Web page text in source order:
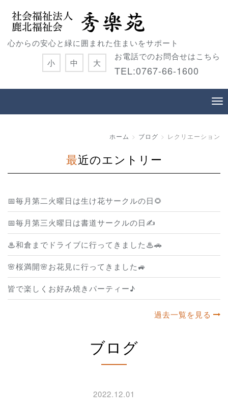
心からの安心と緑に囲まれた住まいをサポート
お電話でのお問合せはこちら
TEL:0767-66-1600
小 中 大
ホーム ブログ レクリエーション
最近のエントリー
📅毎月第二火曜日は生け花サークルの日🌻
📅毎月第三火曜日は書道サークルの日✍️
♨和倉までドライブに行ってきました♨🚗
🌸桜満開🌸お花見に行ってきました🚙
皆で楽しくお好み焼きパーティー♪
過去一覧を見る
ブログ
2022.12.01